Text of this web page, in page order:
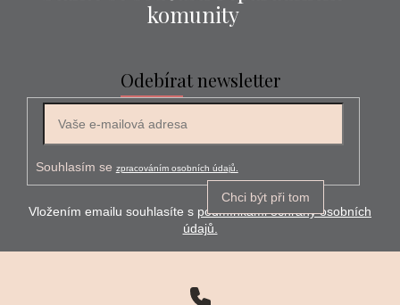
komunity
Odebírat newsletter
Souhlasím se zpracováním osobních údajů.
Chci být při tom
Vložením emailu souhlasíte s podmínkami ochrany osobních
údajů.